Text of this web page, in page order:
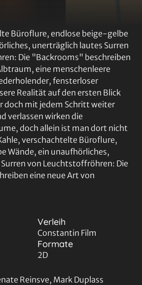
Büroflure, endlose beige-gelbe
unerträglich lautes Surren
Die "Backrooms" beschreiben
eine menschenleere
fensterloser
Realität auf den ersten Blick
doch mit jedem Schritt weiter
verlassen wirken die
doch allein ist man dort nicht
verschachtelte Büroflure,
Wände, ein unaufhörliches,
von Leuchtstoffröhren: Die
eine neue Art von
Verleih
Constantin Film
Formate
2D
Reinsve, Mark Duplass